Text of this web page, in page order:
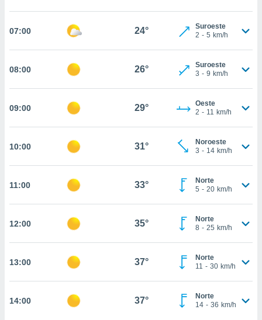
permite
seguir
coste.
a la
todas
nuestros
nos
análisis
perfil
y
en
CONFIGURACIÓN
07:00 24°
Suroeste
2 - 5 km/h
08:00 26°
Suroeste
3 - 9 km/h
09:00 29°
Oeste
2 - 11 km/h
10:00 31°
Noroeste
3 - 14 km/h
11:00 33°
Norte
5 - 20 km/h
12:00 35°
Norte
8 - 25 km/h
13:00 37°
Norte
11 - 30 km/h
14:00 37°
Norte
14 - 36 km/h